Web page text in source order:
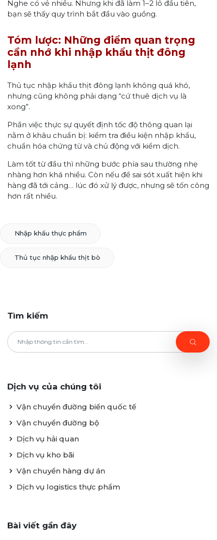
Nghe có vẻ nhiều. Nhưng khi đã làm 1–2 lô đầu tiên,
bạn sẽ thấy quy trình bắt đầu vào guồng.
Tóm lược: Những điểm quan trọng
cần nhớ khi nhập khẩu thịt đông
lạnh
Thủ tục nhập khẩu thịt đông lạnh không quá khó,
nhưng cũng không phải dạng “cứ thuê dịch vụ là
xong”.
Phần việc thực sự quyết định tốc độ thông quan lại
nằm ở khâu chuẩn bị: kiểm tra điều kiện nhập khẩu,
chuẩn hóa chứng từ và chủ động với kiểm dịch.
Làm tốt từ đầu thì những bước phía sau thường nhẹ
nhàng hơn khá nhiều. Còn nếu để sai sót xuất hiện khi
hàng đã tới cảng… lúc đó xử lý được, nhưng sẽ tốn công
hơn rất nhiều.
Nhập khẩu thực phẩm
Thủ tục nhập khẩu thịt bò
Tìm kiếm
Dịch vụ của chúng tôi
Vận chuyển đường biển quốc tế
Vận chuyển đường bộ
Dịch vụ hải quan
Dịch vụ kho bãi
Vận chuyển hàng dự án
Dịch vụ logistics thực phẩm
Bài viết gần đây